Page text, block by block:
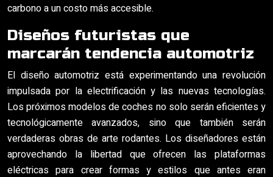
carbono a un costo más accesible.
Diseños futuristas que
marcarán tendencia automotriz
El diseño automotriz está experimentando una revolución
impulsada por la electrificación y las nuevas tecnologías.
Los próximos modelos de coches no solo serán eficientes y
tecnológicamente avanzados, sino que también serán
verdaderas obras de arte rodantes. Los diseñadores están
aprovechando la libertad que ofrecen las plataformas
eléctricas para crear formas y estilos que antes eran